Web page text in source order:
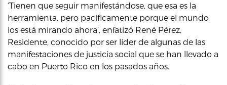
‘Tienen que seguir manifestándose, que esa es la
herramienta, pero pacíficamente porque el mundo
los está mirando ahora’, enfatizó René Pérez,
Residente, conocido por ser líder de algunas de las
manifestaciones de justicia social que se han llevado a
cabo en Puerto Rico en los pasados años.